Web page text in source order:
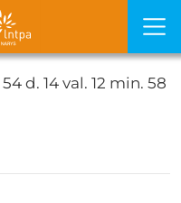
54 d. 14 val. 12 min. 58